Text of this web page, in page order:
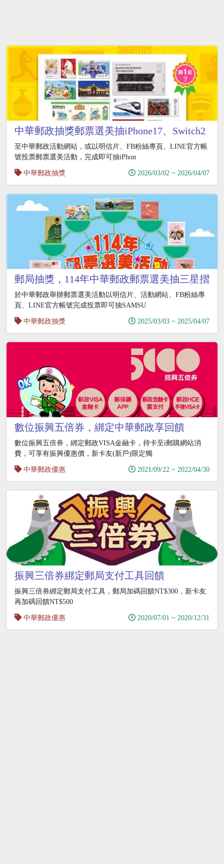
中華郵政抽獎郵票選美抽iPhone17、Switch2
至中華郵政活動網站，或以明信片、FB粉絲專頁、LINE官方帳
號投票郵票選美活動，完成即可抽iPhon
中華郵政抽獎
2026/03/02 ~ 2026/04/07
郵局抽獎，114年中華郵政郵票選美抽三星摺
疊手機、iPad
於中華郵政舉辦郵票選美活動以明信片、活動網站、FB粉絲專
頁、LINE官方帳號完成投票即可抽SAMSU
中華郵政抽獎
2025/03/03 ~ 2025/04/07
數位振興五倍券，綁定中華郵政享回饋
數位振興五倍券，綁定郵政VISA金融卡，持卡至i郵購網站消
費，可享有振興優惠價，新卡友(新戶)限定獨
中華郵政優惠
2021/09/22 ~ 2022/04/30
振興三倍券綁定郵局支付工具回饋
振興三倍券綁定郵局支付工具，郵局加碼回饋NT$300，新卡友
再加碼回饋NT$500
中華郵政優惠
2020/07/01 ~ 2020/12/31